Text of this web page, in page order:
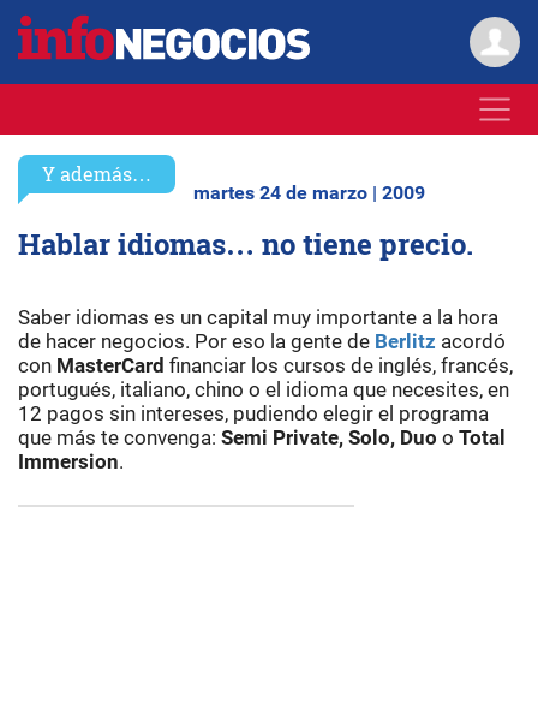
Y además…
martes 24 de marzo | 2009
Hablar idiomas… no tiene precio.
Saber idiomas es un capital muy importante a la hora
de hacer negocios. Por eso la gente de Berlitz acordó
con MasterCard financiar los cursos de inglés, francés,
portugués, italiano, chino o el idioma que necesites, en
12 pagos sin intereses, pudiendo elegir el programa
que más te convenga: Semi Private, Solo, Duo o Total
Immersion.